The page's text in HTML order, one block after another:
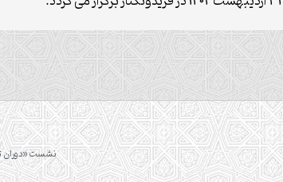
نشست «دوران